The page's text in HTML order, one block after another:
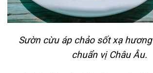
Sườn cừu áp chảo sốt xạ
chuẩn vị Châu Âu.